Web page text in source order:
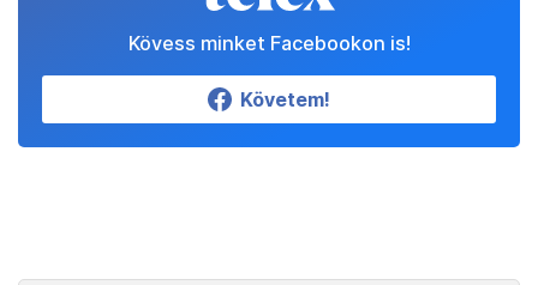
Kövess minket Facebookon is!
Követem!